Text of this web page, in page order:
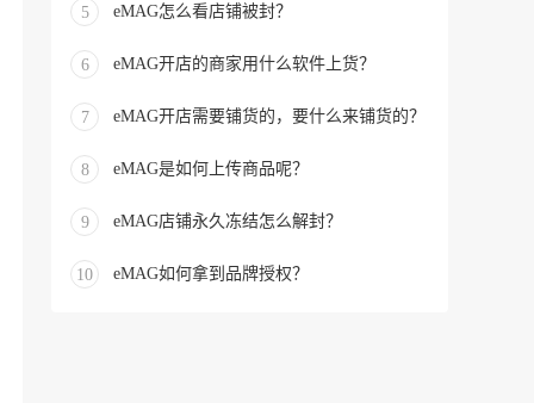
5 eMAG怎么看店铺被封？
6 eMAG开店的商家用什么软件上货？
7 eMAG开店需要铺货的，要什么来铺货的？
8 eMAG是如何上传商品呢？
9 eMAG店铺永久冻结怎么解封？
10 eMAG如何拿到品牌授权？